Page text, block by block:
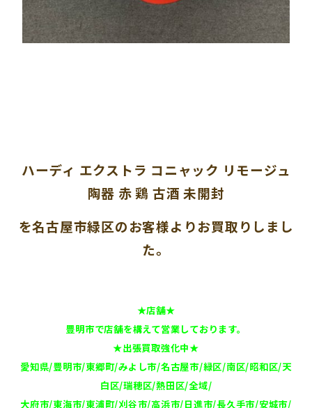
ハーディ エクストラ コニャック リモージュ
陶器 赤 鶏 古酒 未開封
を名古屋市緑区のお客様よりお買取りしまし
た。
★店舗★
豊明市で店舗を構えて営業しております。
★出張買取強化中★
愛知県/豊明市/東郷町/みよし市/名古屋市/緑区/南区/昭和区/天
白区/瑞穂区/熱田区/全域/
大府市/東海市/東浦町/刈谷市/高浜市/日進市/長久手市/安城市/